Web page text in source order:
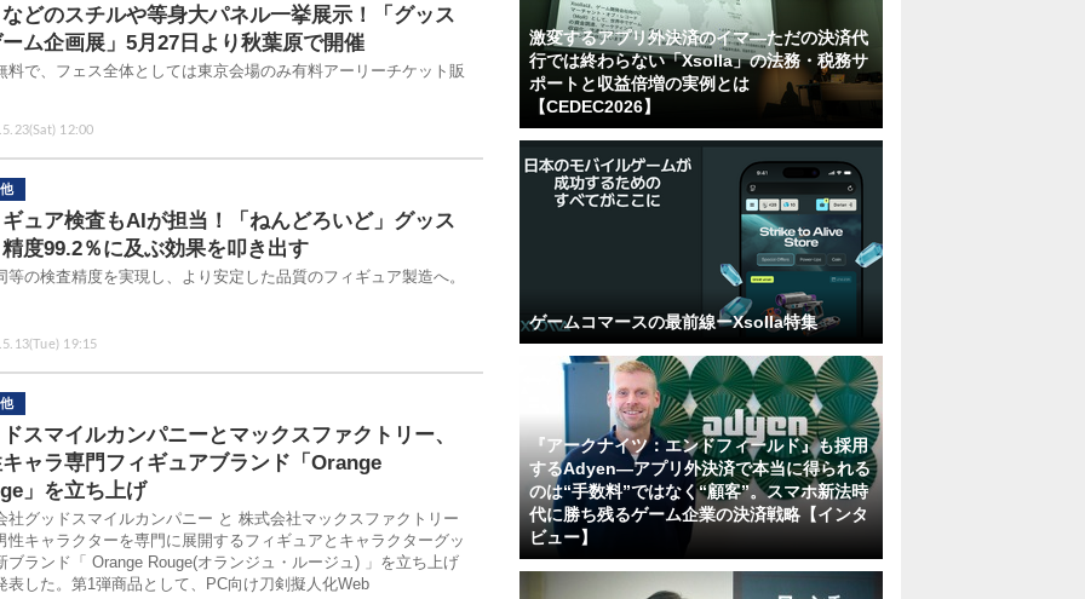
12:00
どのスチルや等身大パネル一挙展示！「グッス
ム企画展」5月27日より秋葉原で開催
料で、フェス全体としては東京会場のみ有料アーリーチケット販
19:15
ュア検査もAIが担当！「ねんどろいど」グッス
度99.2％に及ぶ効果を叩き出す
等の検査精度を実現し、より安定した品質のフィギュア製造へ。
スマイルカンパニーとマックスファクトリー、
ャラ専門フィギュアブランド「Orange
」を立ち上げ
社グッドスマイルカンパニー と 株式会社マックスファクトリー
性キャラクターを専門に展開するフィギュアとキャラクターグッ
ブランド「 Orange Rouge(オランジュ・ルージュ) 」を立ち上げ
表した。第1弾商品として、PC向け刀剣擬人化Web
激変するアプリ外決済のイマ―ただの決済代
行では終わらない「Xsolla」の法務・税務サ
ポートと収益倍増の実例とは
【CEDEC2026】
ゲームコマースの最前線ーXsolla特集
『アークナイツ：エンドフィールド』も採用
するAdyen―アプリ外決済で本当に得られる
のは“手数料”ではなく“顧客”。スマホ新法時
代に勝ち残るゲーム企業の決済戦略【インタ
ビュー】